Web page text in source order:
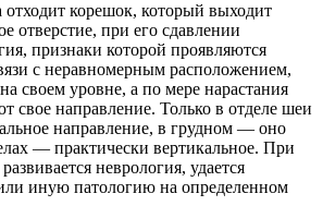
отходит корешок, который выходит
отверстие, при его сдавлении
признаки которой проявляются
с неравномерным расположением,
своем уровне, а по мере нарастания
свое направление. Только в отделе шеи
направление, в грудном — оно
— практически вертикальное. При
неврология, удается
иную патологию на определенном